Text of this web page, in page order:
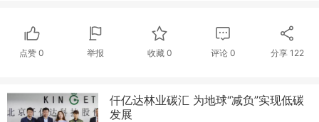
点赞0 举报 收藏 0 评论0 分享 122
仟亿达林业碳汇 为地球“减负”实现低碳
发展